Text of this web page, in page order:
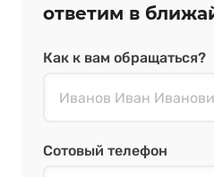
ответим в
Как к вам обращаться?
Сотовый телефон